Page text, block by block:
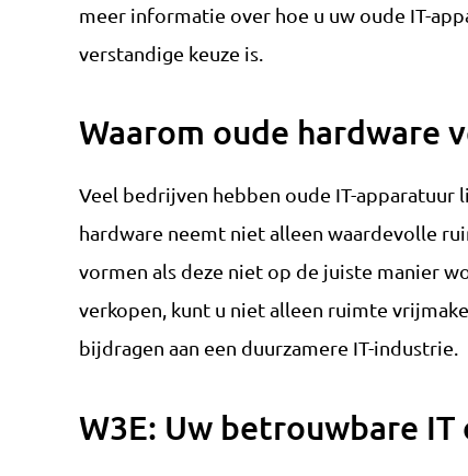
meer informatie over hoe u uw oude IT-
verstandige keuze is.
Waarom oude hardware
Veel bedrijven hebben oude IT-apparatuur
hardware neemt niet alleen waardevolle
vormen als deze niet op de juiste manier
verkopen, kunt u niet alleen ruimte
bijdragen aan een duurzamere IT-industrie.
W3E: Uw betrouwbare